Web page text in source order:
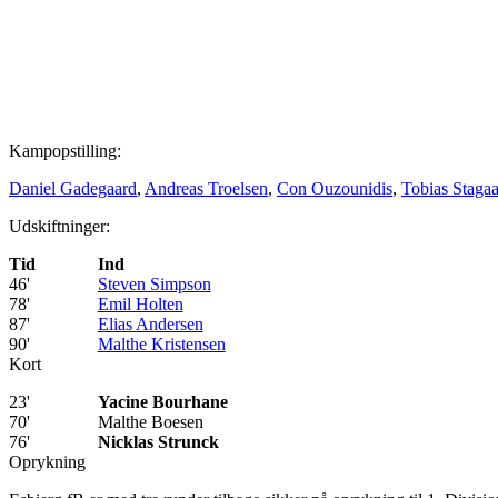
Kampopstilling:
Daniel Gadegaard, Andreas Troelsen, Con Ouzounidis, Tobias
Udskiftninger:
Tid
Ind
46'
Steven Simpson
78'
Emil Holten
87'
Elias Andersen
90'
Malthe Kristensen
Kort
23'
Yacine Bourhane
70'
Malthe Boesen
76'
Nicklas Strunck
Oprykning